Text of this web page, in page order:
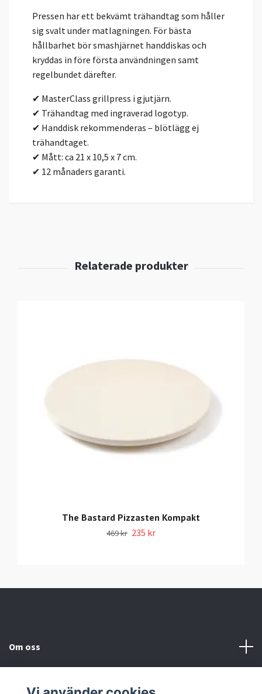
Pressen har ett bekvämt trähandtag som håller
sig svalt under matlagningen. För bästa
hållbarhet bör smashjärnet handdiskas och
kryddas in före första användningen samt
regelbundet därefter.
✔ MasterClass grillpress i gjutjärn.
✔ Trähandtag med ingraverad logotyp.
✔ Handdisk rekommenderas – blötlägg ej
trähandtaget.
✔ Mått: ca 21 x 10,5 x 7 cm.
✔ 12 månaders garanti.
The Bastard Pizzasten Kompakt
469 kr 235 kr
Om oss